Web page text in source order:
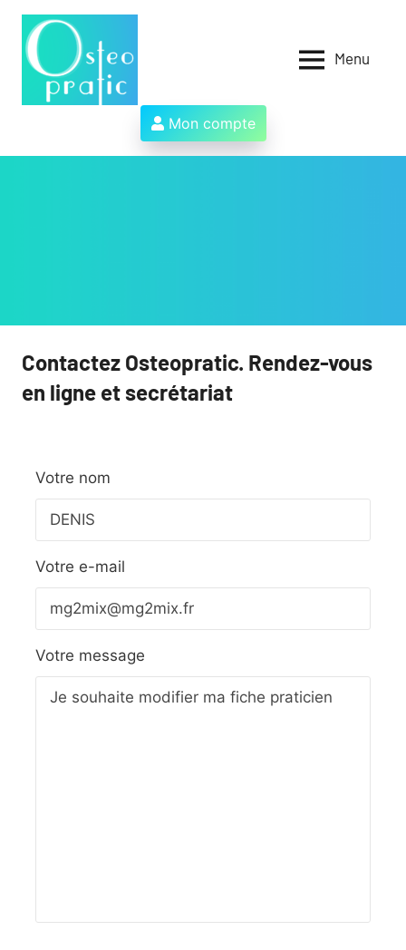
Aller
contenu
des
ostéopathes
et
Menu
Mon compte
Contactez Osteopratic. Rendez-vous
en ligne et secrétariat
Votre nom
Votre e-mail
Votre message